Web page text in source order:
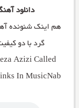
دانلود
هم اینک شنونده
گرد با دو کیفیت ۳۲۰ و ۱۲۸ + متن از
Azizi Called
In MusicNab